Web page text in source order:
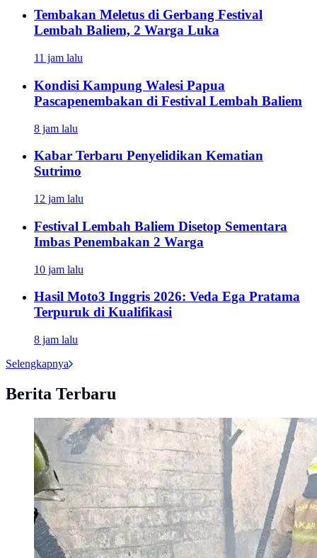
Tembakan Meletus di Gerbang Festival
Lembah Baliem, 2 Warga Luka
11 jam lalu
Kondisi Kampung Walesi Papua
Pascapenembakan di Festival Lembah Baliem
8 jam lalu
Kabar Terbaru Penyelidikan Kematian
Sutrimo
12 jam lalu
Festival Lembah Baliem Disetop Sementara
Imbas Penembakan 2 Warga
10 jam lalu
Hasil Moto3 Inggris 2026: Veda Ega Pratama
Terpuruk di Kualifikasi
8 jam lalu
Selengkapnya
Berita Terbaru